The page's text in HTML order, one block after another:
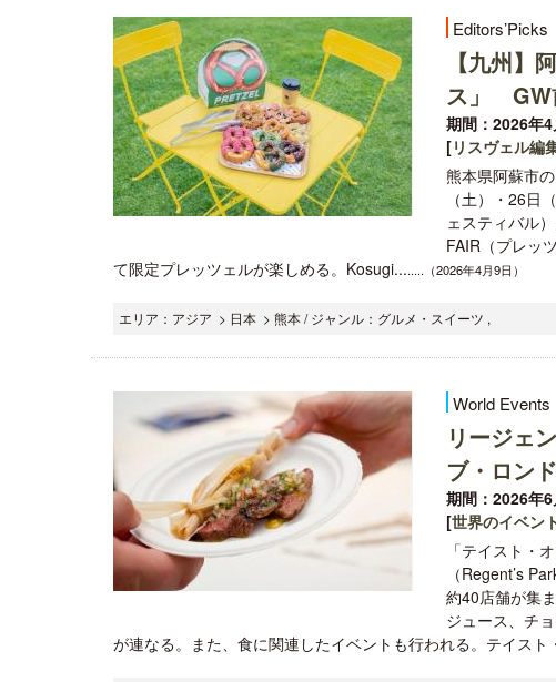
Editors’Picks
【九州】
ス」 GW
期間：2026年
[リスヴェル編
熊本県阿蘇市
（土）・26日
ェスティバル
FAIR（プレッ
て限定プレッツェルが楽しめる。Kosugi........（2026年4月9日）
エリア：アジア > 日本 > 熊本 / ジャンル：グルメ・スイーツ ,
World Events
リージェ
ブ・ロンド
期間：2026年
[世界のイベン
「テイスト・
（Regent’s
約40店舗が集
ジュース、チ
が連なる。また、食に関連したイベントも行われる。テイスト